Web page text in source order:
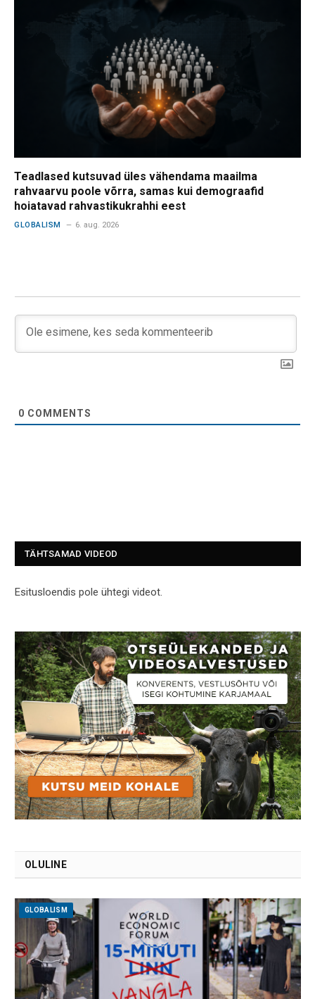
Teadlased kutsuvad üles vähendama maailma
rahvaarvu poole võrra, samas kui demograafid
hoiatavad rahvastikukrahhi eest
GLOBALISM 6. aug. 2026
0 COMMENTS
TÄHTSAMAD VIDEOD
Esitusloendis pole ühtegi videot.
OLULINE
GLOBALISM